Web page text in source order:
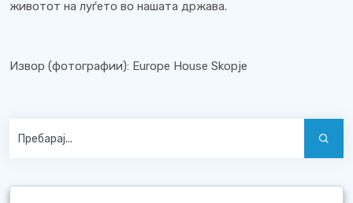
животот на луѓето во нашата држава.
Извор (фотографии): Europe House Skopje